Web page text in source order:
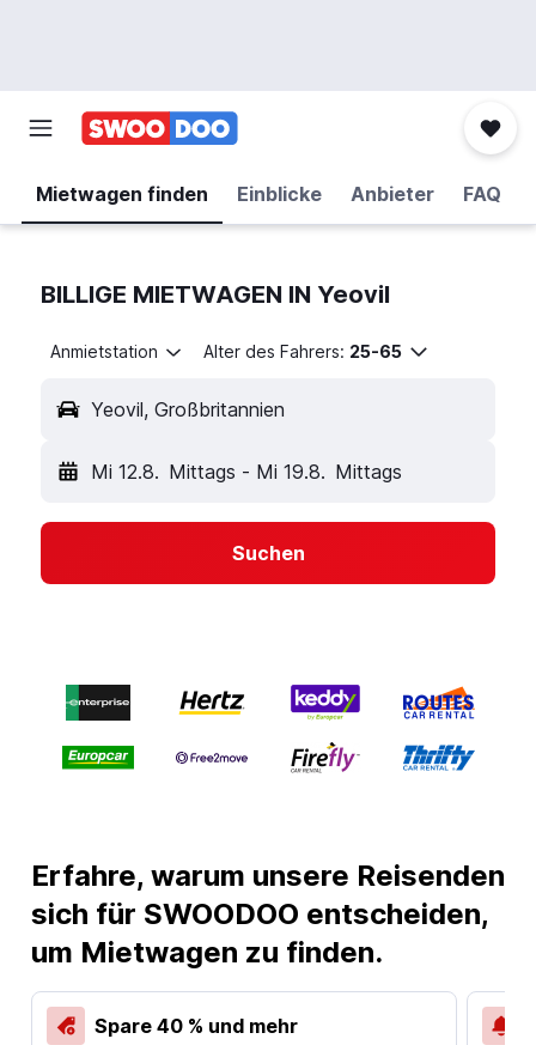
Mietwagen finden Einblicke Anbieter FAQ
BILLIGE MIETWAGEN IN Yeovil
Anmietstation Alter des Fahrers: 25-65
Yeovil, Großbritannien
Mi 12.8. Mittags - Mi 19.8. Mittags
Suchen
Erfahre, warum unsere Reisenden
sich für SWOODOO entscheiden,
um Mietwagen zu finden.
Spare 40 % und mehr